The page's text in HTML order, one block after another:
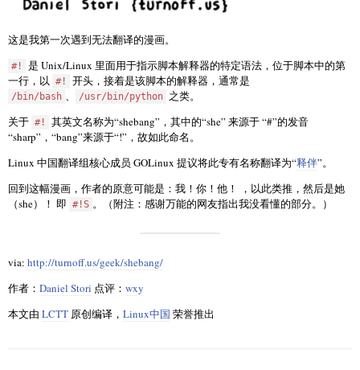
这是我第一次遇到无法翻译的漫画。
#!
是 Unix/Linux 里面用于指示脚本解释器的特定语法，位于脚本中的第
一行，以 #! 开头，接着是该脚本的解释器，通常是
/bin/bash 、 /usr/bin/python 之类。
关于 #!
其英文名称为“shebang”，其中的“she” 来源于 “#”的发音
“sharp”，“bang”来源于“!”，故如此命名。
Linux 中国翻译组核心成员 GOLinux 提议将此专有名称翻译为“释伴”。
回到这幅漫画，作者的原意可能是：我！你！他！ ，以此类推，然后是她
（she）！ 即 #!S 。（附注：感谢万能的网友指出我没看懂的部分。）
via: http://turnoff.us/geek/shebang/
作者： Daniel Stori 点评： wxy
本文由 LCTT 原创编译， Linux中国 荣誉推出